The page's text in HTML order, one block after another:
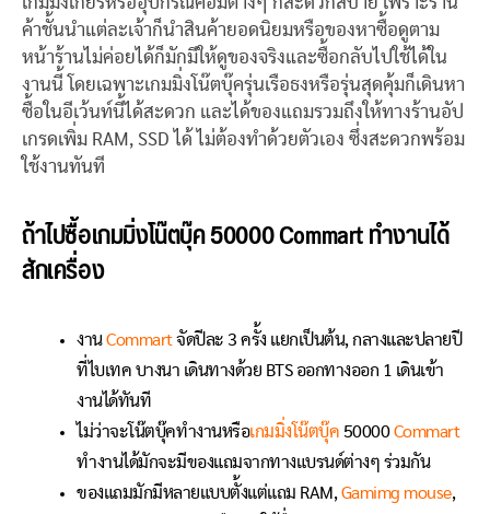
ค้าชั้นนำแต่ละเจ้าก็นำสินค้ายอดนิยมหรือของหาซื้อดูตาม
หน้าร้านไม่ค่อยได้ก็มักมีให้ดูของจริงและซื้อกลับไปใช้ได้ใน
งานนี้ โดยเฉพาะเกมมิ่งโน๊ตบุ๊ครุ่นเรือธงหรือรุ่นสุดคุ้มก็เดินหา
ซื้อในอีเว้นท์นี้ได้สะดวก และได้ของแถมรวมถึงให้ทางร้านอัป
เกรดเพิ่ม RAM, SSD ได้ ไม่ต้องทำด้วยตัวเอง ซึ่งสะดวกพร้อม
ใช้งานทันที
ถ้าไปซื้อเกมมิ่งโน๊ตบุ๊ค 50000 Commart ทำงานได้
สักเครื่อง
งานCommartจัดปีละ 3 ครั้ง แยกเป็นต้น, กลางและปลายปี
ที่ไบเทค บางนา เดินทางด้วย BTS ออกทางออก 1 เดินเข้า
งานได้ทันที
ไม่ว่าจะโน๊ตบุ๊คทำงานหรือเกมมิ่งโน๊ตบุ๊ค 50000Commart
ทำงานได้มักจะมีของแถมจากทางแบรนด์ต่างๆ ร่วมกัน
ของแถมมักมีหลายแบบตั้งแต่แถม RAM, Gamimg mouse,